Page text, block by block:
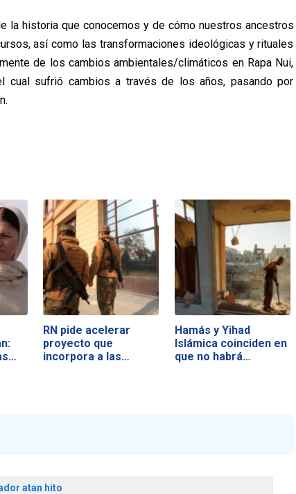
la historia que conocemos y de cómo nuestros ancestros
así como las transformaciones ideológicas y rituales
de los cambios ambientales/climáticos en Rapa Nui,
cual sufrió cambios a través de los años, pasando por
RN pide acelerar
proyecto que
incorpora a las…
Hamás y Yihad
Islámica coinciden en
que no habrá…
atan hito